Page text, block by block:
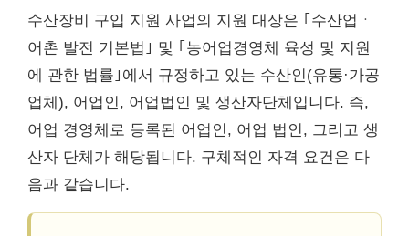
수산장비 구입 지원 사업의 지원 대상은 ｢수산업ㆍ
어촌 발전 기본법｣ 및 ｢농어업경영체 육성 및 지원
에 관한 법률｣에서 규정하고 있는 수산인(유통·가공
업체), 어업인, 어업법인 및 생산자단체입니다. 즉,
어업 경영체로 등록된 어업인, 어업 법인, 그리고 생
산자 단체가 해당됩니다. 구체적인 자격 요건은 다
음과 같습니다.